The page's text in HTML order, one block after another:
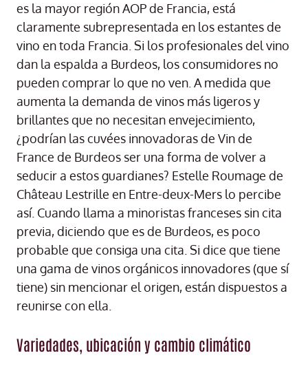
es la mayor región AOP de Francia, está
claramente subrepresentada en los estantes de
vino en toda Francia. Si los profesionales del vino
dan la espalda a Burdeos, los consumidores no
pueden comprar lo que no ven. A medida que
aumenta la demanda de vinos más ligeros y
brillantes que no necesitan envejecimiento,
¿podrían las cuvées innovadoras de Vin de
France de Burdeos ser una forma de volver a
seducir a estos guardianes? Estelle Roumage de
Château Lestrille en Entre-deux-Mers lo percibe
así. Cuando llama a minoristas franceses sin cita
previa, diciendo que es de Burdeos, es poco
probable que consiga una cita. Si dice que tiene
una gama de vinos orgánicos innovadores (que sí
tiene) sin mencionar el origen, están dispuestos a
reunirse con ella.
Variedades, ubicación y cambio climático